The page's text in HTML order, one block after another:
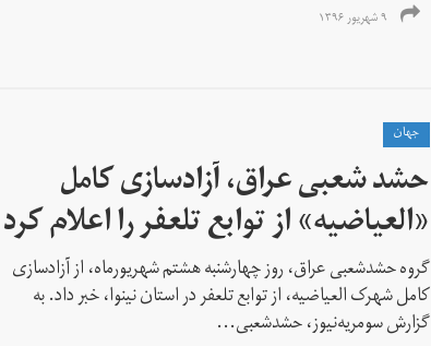
۹ شهریور ۱۳۹۶
جهان
حشد شعبی عراق، آزادسازی کامل
«العیاضیه» از توابع تلعفر را اعلام کرد
گروه حشدشعبی عراق، روز چهارشنبه هشتم شهریورماه، از آزادسازی
کامل شهرک العیاضیه، از توابع تلعفر در استان نینوا، خبر داد. به
گزارش سومریه‌نیوز، حشدشعبی...